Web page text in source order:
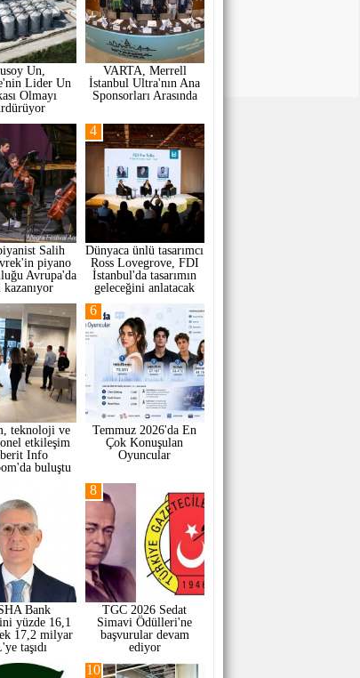
Un,
Lider Un
Olmayı
VARTA, Merrell
İstanbul Ultra'nın Ana
Sponsorları Arasında
Salih
piyano
Avrupa'da
Dünyaca ünlü tasarımcı
Ross Lovegrove, FDI
İstanbul'da tasarımın
geleceğini anlatacak
4
teknoloji ve
etkileşim
Info
buluştu
Temmuz 2026'da En
Çok Konuşulan
Oyuncular
6
Bank
yüzde 16,1
17,2 milyar
taşıdı
TGC 2026 Sedat
Simavi Ödülleri'ne
başvurular devam
ediyor
8
10